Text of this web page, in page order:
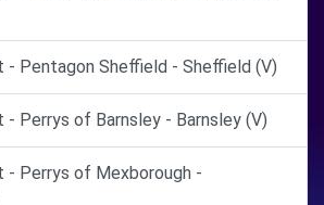
- Pentagon Sheffield - Sheffield (V)
- Perrys of Barnsley - Barnsley (V)
- Perrys of Mexborough -